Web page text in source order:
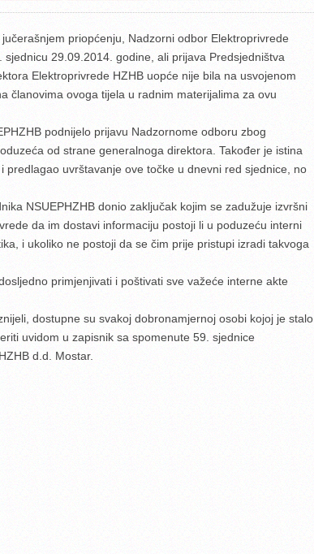
priopćenju, Nadzorni odbor Elektroprivrede
29.09.2014. godine, ali prijava Predsjedništva
Elektroprivrede HZHB uopće nije bila na usvojenom
članovima ovoga tijela u radnim materijalima za ovu
podnijelo prijavu Nadzornome odboru zbog
od strane generalnoga direktora. Također je istina
predlagao uvrštavanje ove točke u dnevni red sjednice, no
NSUEPHZHB donio zaključak kojim se zadužuje izvršni
da im dostavi informaciju postoji li u poduzeću interni
i ukoliko ne postoji da se čim prije pristupi izradi takvoga
primjenjivati i poštivati sve važeće interne akte
dostupne su svakoj dobronamjernoj osobi kojoj je stalo
uvidom u zapisnik sa spomenute 59. sjednice
d.d. Mostar.